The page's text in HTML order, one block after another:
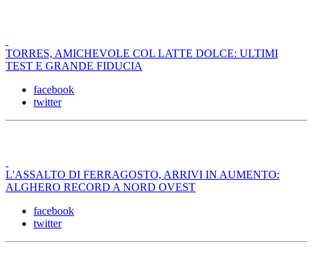
TORRES, AMICHEVOLE COL LATTE DOLCE: ULTIMI
TEST E GRANDE FIDUCIA
facebook
twitter
L'ASSALTO DI FERRAGOSTO, ARRIVI IN AUMENTO:
ALGHERO RECORD A NORD OVEST
facebook
twitter